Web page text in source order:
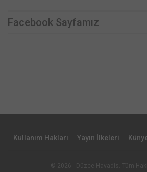
Facebook Sayfamız
Kullanım Hakları Yayın İlkeleri
© 2026 - Düzce Havadis. Tüm